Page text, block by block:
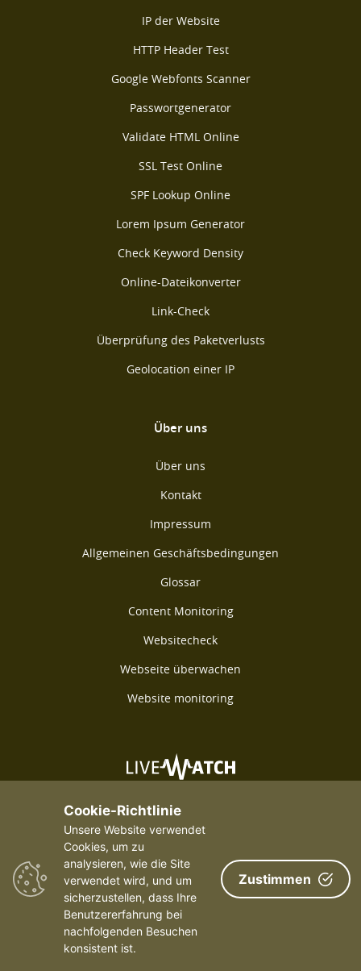
IP der Website
HTTP Header Test
Google Webfonts Scanner
Passwortgenerator
Validate HTML Online
SSL Test Online
SPF Lookup Online
Lorem Ipsum Generator
Check Keyword Density
Online-Dateikonverter
Link-Check
Überprüfung des Paketverlusts
Geolocation einer IP
Über uns
Über uns
Kontakt
Impressum
Allgemeinen Geschäftsbedingungen
Glossar
Content Monitoring
Websitecheck
Webseite überwachen
Website monitoring
©2026 Livewatch - Alle Rechte vorbehalten
Payments We Accept
Cookie-Richtlinie
Unsere Website verwendet
Cookies, um zu
analysieren, wie die Site
verwendet wird, und um
sicherzustellen, dass Ihre
Benutzererfahrung bei
nachfolgenden Besuchen
konsistent ist.
Zustimmen